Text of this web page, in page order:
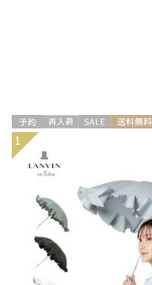
予約
荷
WOME
1